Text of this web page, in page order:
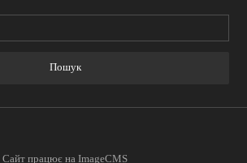
Сайт працює на ImageCMS